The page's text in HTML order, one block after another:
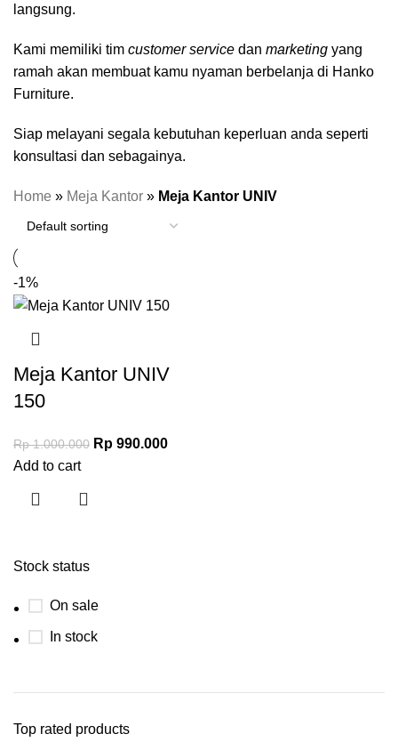
Stock status
On sale
In stock
Top rated products
langsung.
Kami memiliki tim customer service dan marketing yang
ramah akan membuat kamu nyaman berbelanja di Hanko
Furniture.
Siap melayani segala kebutuhan keperluan anda seperti
konsultasi dan sebagainya.
Home » Meja Kantor » Meja Kantor UNIV
-1%
Meja Kantor UNIV
150
Rp1.000.000 Rp 990.000
Add to cart